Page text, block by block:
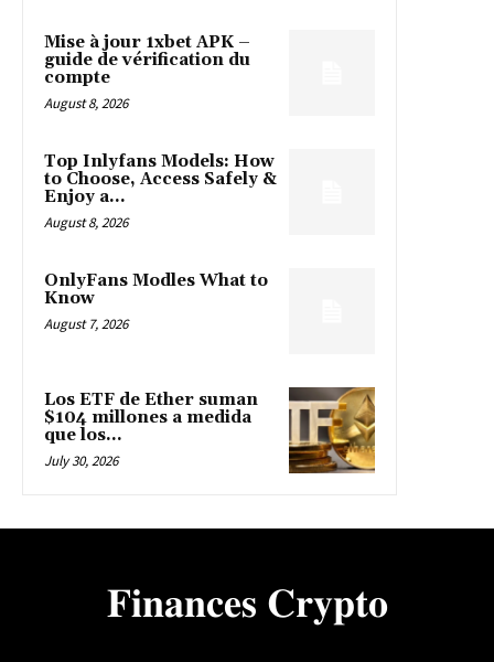
Mise à jour 1xbet APK –
guide de vérification du
compte
August 8, 2026
Top Inlyfans Models: How
to Choose, Access Safely &
Enjoy a...
August 8, 2026
OnlyFans Modles What to
Know
August 7, 2026
Los ETF de Ether suman
$104 millones a medida
que los...
July 30, 2026
𝐅𝐢𝐧𝐚𝐧𝐜𝐞𝐬 𝐂𝐫𝐲𝐩𝐭𝐨